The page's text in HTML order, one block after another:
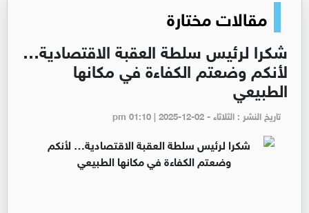
مقالات مختارة
شكرا لرئيس سلطة العقبة الاقتصادية…
لأنكم وضعتم الكفاءة في مكانها
الطبيعي
تاريخ النشر : الثلاثاء - pm 01:10 | 2025-12-02